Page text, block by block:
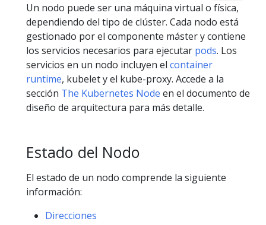
Un nodo puede ser una máquina virtual o física,
dependiendo del tipo de clúster. Cada nodo está
gestionado por el componente máster y contiene
los servicios necesarios para ejecutar pods. Los
servicios en un nodo incluyen el container
runtime, kubelet y el kube-proxy. Accede a la
sección The Kubernetes Node en el documento de
diseño de arquitectura para más detalle.
Estado del Nodo
El estado de un nodo comprende la siguiente
información:
Direcciones